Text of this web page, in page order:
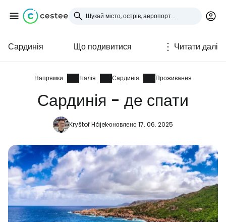
Сардинія Що подивитися Читати далі
Напрямки Італія Сардинія Проживання
Сардинія - де спати
Kryštof Hájekоновлено 17. 06. 2025
Увійдіть до Cestee
... світова туристична спільнота
Продовжуйте з Google
Продовжуйте у Facebook
Продовжити з email